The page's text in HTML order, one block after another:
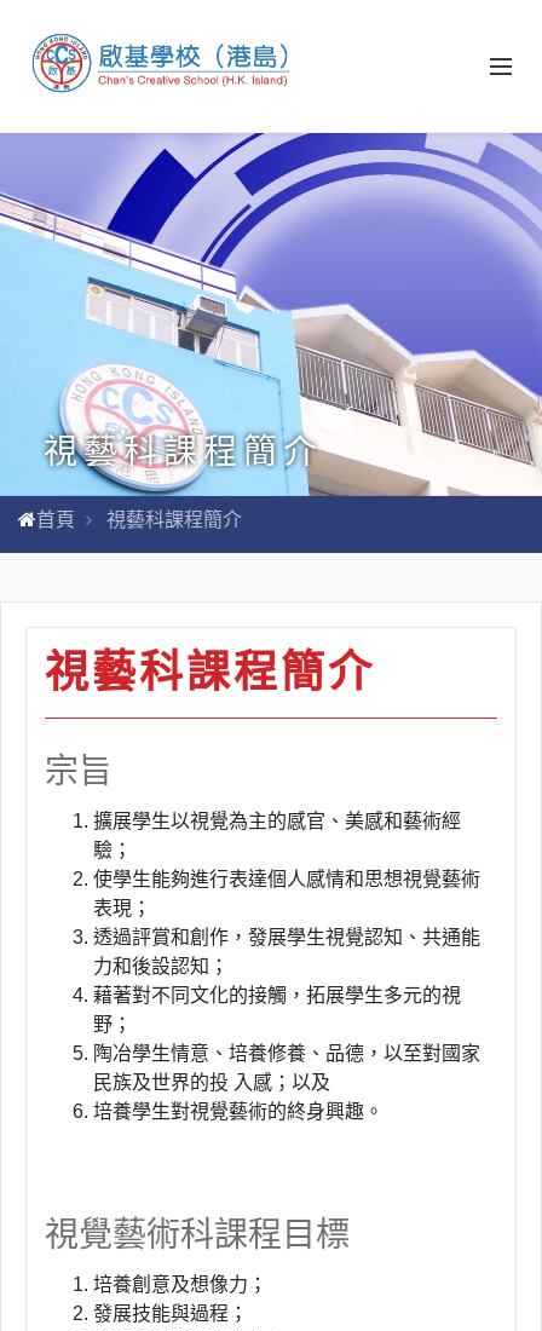
視藝科課程簡介
首頁 視藝科課程簡介
視藝科課程簡介
宗旨
擴展學生以視覺為主的感官、美感和藝術經
驗；
使學生能夠進行表達個人感情和思想視覺藝術
表現；
透過評賞和創作，發展學生視覺認知、共通能
力和後設認知；
藉著對不同文化的接觸，拓展學生多元的視
野；
陶冶學生情意、培養修養、品德，以至對國家
民族及世界的投 入感；以及
培養學生對視覺藝術的終身興趣。
視覺藝術科課程目標
培養創意及想像力；
發展技能與過程；